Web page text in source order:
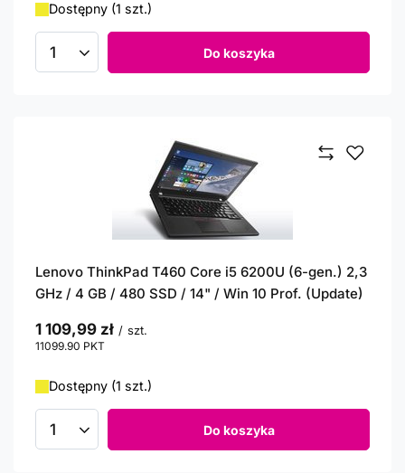
Dostępny (1 szt.)
Ilość produktów Do koszyka
Lenovo ThinkPad T460 Core i5 6200U (6-gen.) 2,3
GHz / 4 GB / 480 SSD / 14" / Win 10 Prof. (Update)
1 109,99 zł / szt.
11099.90 PKT
Dostępny (1 szt.)
Ilość produktów Do koszyka